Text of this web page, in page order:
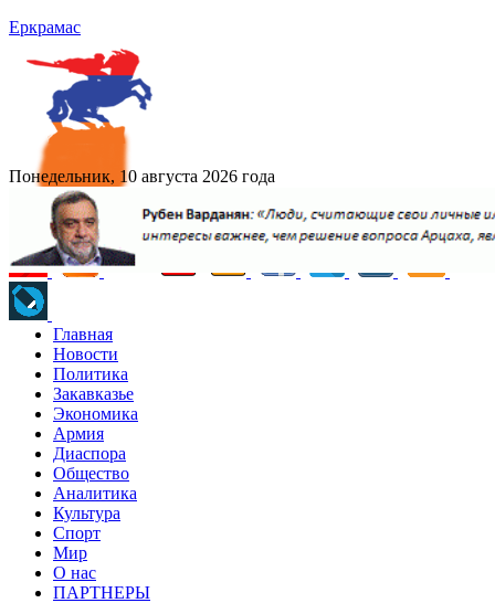
Еркрамас
Понедельник, 10 августа 2026 года
Главная
Новости
Политика
Закавказье
Экономика
Армия
Диаспора
Общество
Аналитика
Культура
Спорт
Мир
О нас
ПАРТНЕРЫ